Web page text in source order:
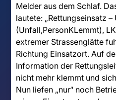
Melder aus dem Schlaf.
lautete: „Rettungseinsatz –
(Unfall,PersonKLemmt),
extremer Strassenglätte
Richtung Einsatzort. Auf
Information der
nicht mehr klemmt und
Nun liefen „nur“ noch